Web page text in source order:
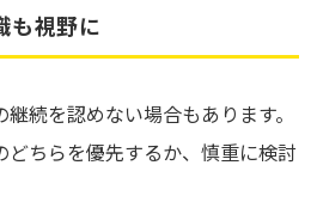
も視野に
続を認めない場合もあります。
どちらを優先するか、慎重に検討